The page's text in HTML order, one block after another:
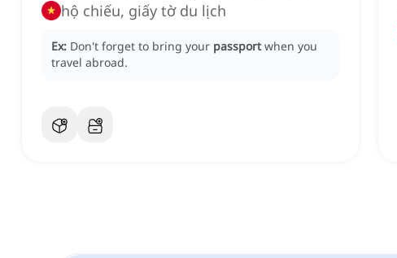
hộ chiếu, giấy tờ du lịch
Ex: Don't forget to bring your passport when you
travel abroad.